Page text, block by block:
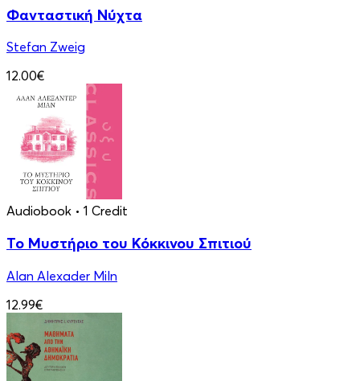
Φανταστική Νύχτα
Stefan Zweig
12.00€
Audiobook • 1 Credit
Το Μυστήριο του Κόκκινου Σπιτιού
Alan Alexader Miln
12.99€